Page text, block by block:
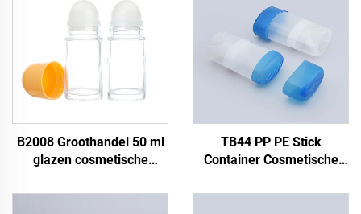
B2008 Groothandel 50 ml
glazen cosmetische
transparante roller fles
TB44 PP PE Stick
Container Cosmetische
Fles 48 g Plastic